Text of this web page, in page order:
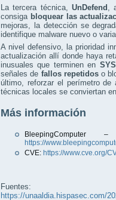
La tercera técnica, UnDefend
,
consiga bloquear las
mejoras, la detección se
identifique malware nuevo o
A nivel defensivo, la prioridad
actualización allí donde haya
inusuales que terminen en
señales de fallos repetidoso
último, reforzar el perímetro de
técnicas locales se conviertan
Más información
https://
CVE: https://www.cve.org/
Fuentes:
https://unaaldia.hispasec.com/